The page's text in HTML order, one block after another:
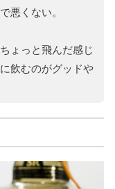
悪くない。
ょっと飛んだ感じ
飲むのがグッドや